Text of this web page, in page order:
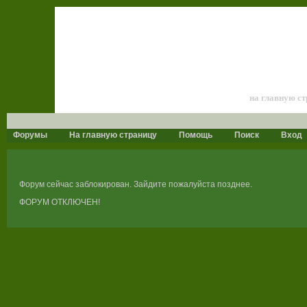
на главную
Форумы На главную страницу Помощь Поиск Вход
Форум сейчас заблокирован. Зайдите пожалуйста позднее.
ФОРУМ ОТКЛЮЧЕН!